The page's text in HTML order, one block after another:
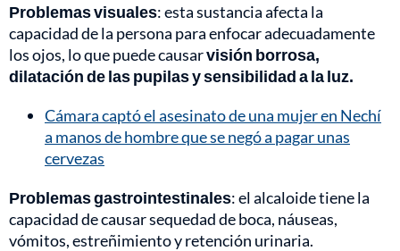
Problemas visuales: esta sustancia afecta la
capacidad de la persona para enfocar adecuadamente
los ojos, lo que puede causarvisión borrosa,
dilatación de las pupilas y sensibilidad a la luz.
Cámara captó el asesinato de una mujer en Nechí
a manos de hombre que se negó a pagar unas
cervezas
Problemas gastrointestinales: el alcaloide tiene la
capacidad de causar sequedad de boca, náuseas,
vómitos, estreñimiento y retención urinaria.